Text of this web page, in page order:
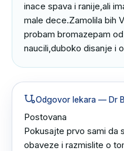
inace spava i ranije,ali
male dece.Zamolila bih
probam bromazepam
naucili,duboko disanje i
Odgovor lekara — Dr
Postovana
Pokusajte prvo sami da
obaveze i razmislite o